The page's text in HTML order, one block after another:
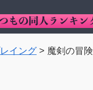
イング> 魔剣の冒